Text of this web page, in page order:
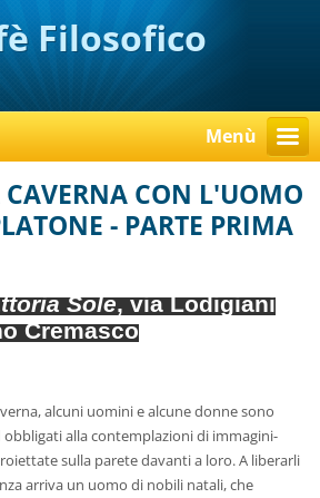
Filosofico
Menù
CON L'UOMO
- PARTE PRIMA
Sole, via Lodigiani
Cremasco
alcuni uomini e alcune donne sono
obbligati alla contemplazioni di immagini-
sulla parete davanti a loro. A liberarli
arriva un uomo di nobili natali, che